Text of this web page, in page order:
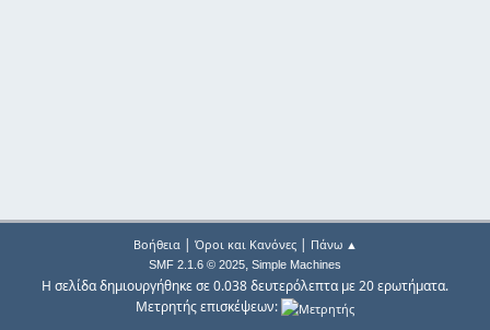
Βοήθεια| Όροι και Κανόνες| Πάνω ▲
SMF 2.1.6 © 2025, Simple Machines
Η σελίδα δημιουργήθηκε σε 0.038 δευτερόλεπτα με 20 ερωτήματα.
Μετρητής επισκέψεων: